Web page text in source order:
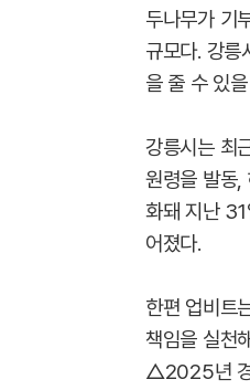
두나무가 기
규모다. 강릉
을 줄 수 있
강릉시는 최
원령을 발동,
화돼 지난
어졌다.
한편 업비트
책임을 실천
△2025년 경